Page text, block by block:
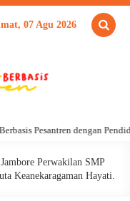
07 Agu 2026
Pesantren dengan
Jambore Perwakilan SMP
Keanekaragaman Hayati.